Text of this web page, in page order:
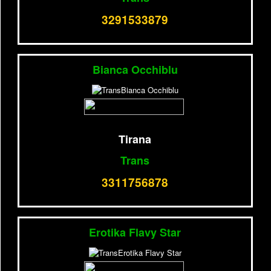
3291533879
Bianca Occhiblu
Tirana
Trans
3311756878
Erotika Flavy Star